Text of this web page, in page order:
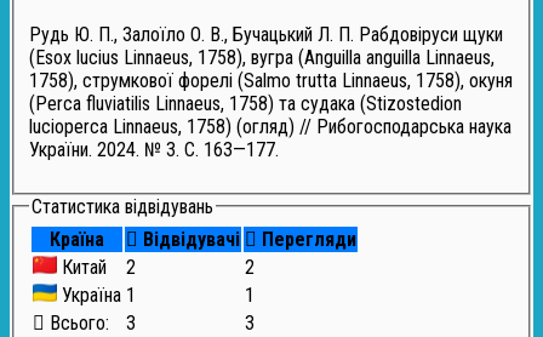
Рудь Ю. П., Залоїло О. В., Бучацький Л. П. Рабдовіруси щуки
(Esox lucius Linnaeus, 1758), вугра (Anguilla anguilla Linnaeus,
1758), струмкової форелі (Salmo trutta Linnaeus, 1758), окуня
(Perca fluviatilis Linnaeus, 1758) та судака (Stizostedion
lucioperca Linnaeus, 1758) (огляд) // Рибогосподарська наука
України. 2024. № 3. С. 163—177.
Статистика відвідувань
Країна
Відвідувачі
Перегляди
Китай
2
2
Україна 1
1
Всього:
3
3